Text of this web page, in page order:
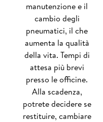
manutenzione e il
cambio degli
pneumatici, il che
aumenta la qualità
della vita. Tempi di
attesa più brevi
presso le officine.
Alla scadenza,
potrete decidere se
restituire, cambiare